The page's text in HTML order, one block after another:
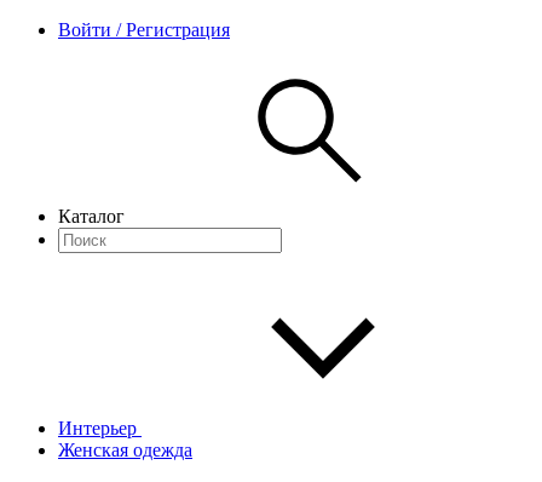
Войти / Регистрация
Каталог
Интерьер
Женская одежда